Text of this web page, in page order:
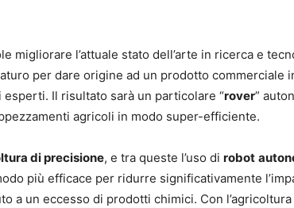
migliorare l’attuale stato dell’arte in ricerca e
per dare origine ad un prodotto commerciale
Il risultato sarà un particolare “rover”
agricoli in modo super-efficiente.
di precisione, e tra queste l’uso di robot
più efficace per ridurre significativamente
a un eccesso di prodotti chimici. Con